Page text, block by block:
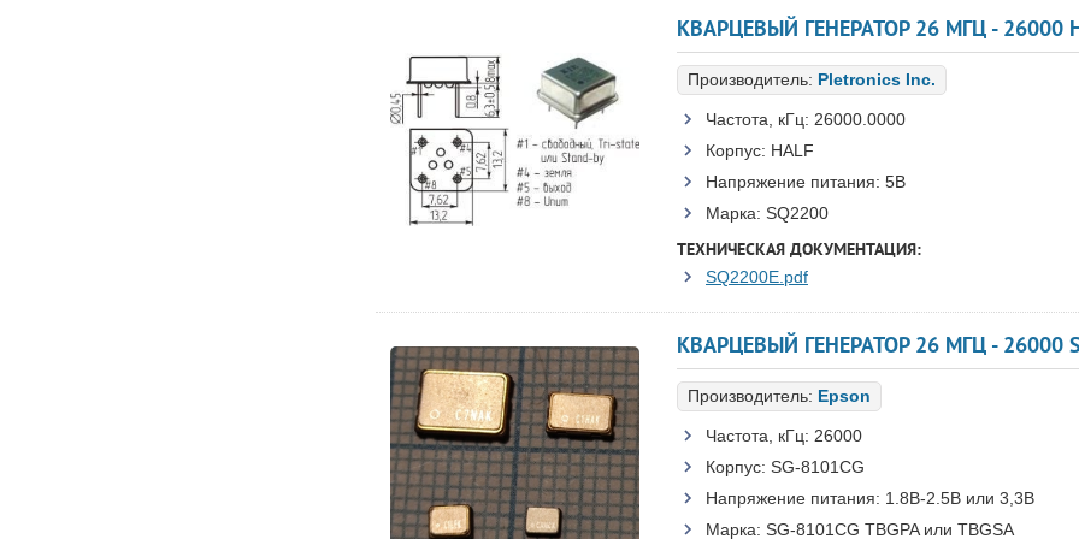
КВАРЦЕВЫЙ ГЕНЕРАТОР 26 МГЦ - 26000
Производитель: Pletronics Inc.
Частота, кГц: 26000.0000
Корпус: HALF
Напряжение питания: 5В
Марка: SQ2200
ТЕХНИЧЕСКАЯ ДОКУМЕНТАЦИЯ:
SQ2200E.pdf
Производитель: Epson
Частота, кГц: 26000
Корпус: SG-8101CG
Напряжение питания: 1.8В-2.5B или 3,3B
Марка: SG-8101CG TBGPA или TBGSA